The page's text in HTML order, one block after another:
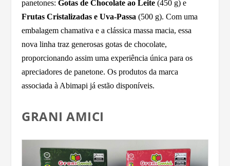
panetones:Gotas de Chocolate ao Leite (450 g) e
Frutas Cristalizadas e Uva-Passa (500 g). Com uma
embalagem chamativa e a clássica massa macia, essa
nova linha traz generosas gotas de chocolate,
proporcionando assim uma experiência única para os
apreciadores de panetone. Os produtos da marca
associada à Abimapi já estão disponíveis.
GRANI AMICI